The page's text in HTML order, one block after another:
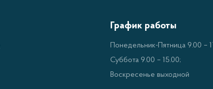
График работы
Понедельник-Пятница 9.00 –
Суббота 9.00 – 15.00;
Воскресенье выходной